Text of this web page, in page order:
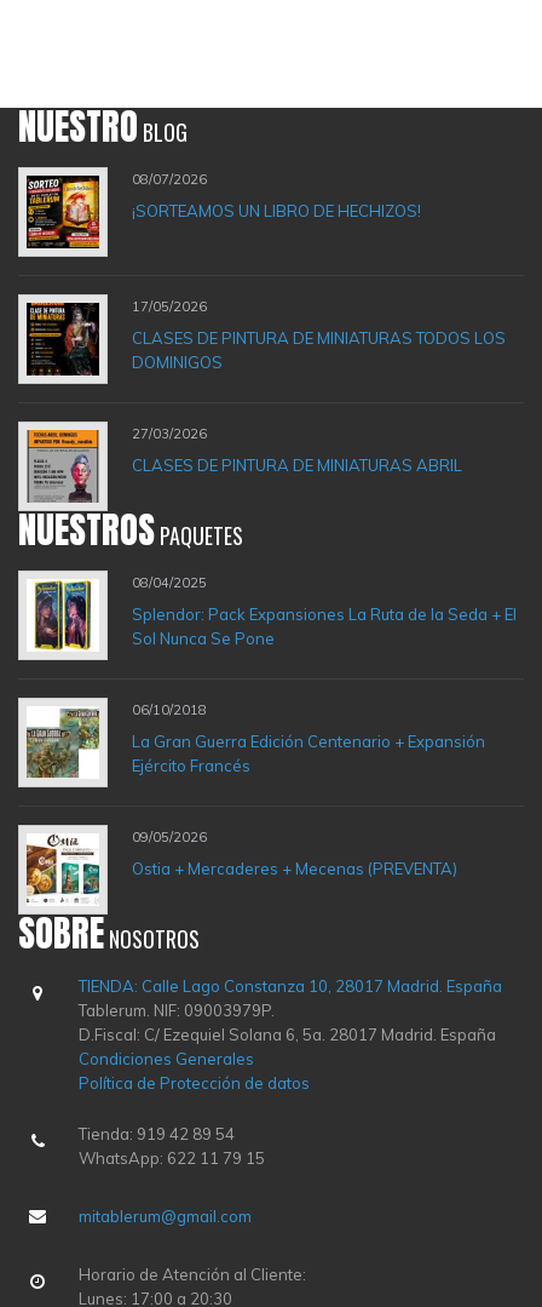
NUESTROBLOG
08/07/2026
¡SORTEAMOS UN LIBRO DE HECHIZOS!
17/05/2026
CLASES DE PINTURA DE MINIATURAS TODOS LOS
DOMINIGOS
27/03/2026
CLASES DE PINTURA DE MINIATURAS ABRIL
NUESTROSPAQUETES
08/04/2025
Splendor: Pack Expansiones La Ruta de la Seda + El
Sol Nunca Se Pone
06/10/2018
La Gran Guerra Edición Centenario + Expansión
Ejército Francés
09/05/2026
Ostia + Mercaderes + Mecenas (PREVENTA)
SOBRENOSOTROS
TIENDA: Calle Lago Constanza 10, 28017 Madrid. España
Tablerum. NIF: 09003979P.
D.Fiscal: C/ Ezequiel Solana 6, 5a. 28017 Madrid. España
Condiciones Generales
Política de Protección de datos
Tienda: 919 42 89 54
WhatsApp: 622 11 79 15
mitablerum@gmail.com
Horario de Atención al Cliente:
Lunes: 17:00 a 20:30